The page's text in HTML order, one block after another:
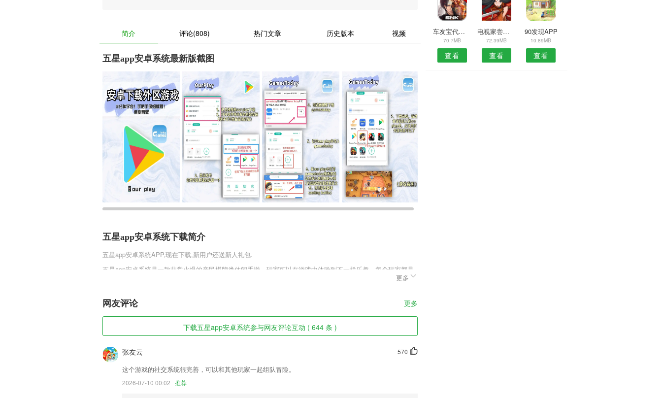
简介 评论(808) 热门文章 历史版本 视频
五星app安卓系统最新版截图
五星app安卓系统下载简介
五星app安卓系统APP,现在下载,新用户还送新人礼包.
五星app安卓系统是一款非常火爆的亲民棋牌类休闲手游，玩家可以在游戏中体验到不一样乐趣，每个玩家都是
真人体验没有一个机器人，时间到人没满也会开始，所以说玩家不用以为系统会给我们找人机来赢玩家。
2,开发商：天鸿嘉汇软件有限公司
4,音频裁剪、音频拼接本地导入或者现录音频,自定义裁剪范围,手动拖动进度条,在这里你可以成为一个音频剪辑
高手,制作你想要的音频!
5,丰富资源 百万资源随时学习，轻松比肩一流名校
更多
网友评论 更多
下载五星app安卓系统参与网友评论互动 ( 644 条 )
570
张友云
这个游戏的社交系统很完善，可以和其他玩家一起组队冒险。
2026-07-10 00:02 推荐
车友宝代理人APP
70.7MB
查看
电视家尝鲜版
72.39MB
查看
90发现APP
10.89MB
查看